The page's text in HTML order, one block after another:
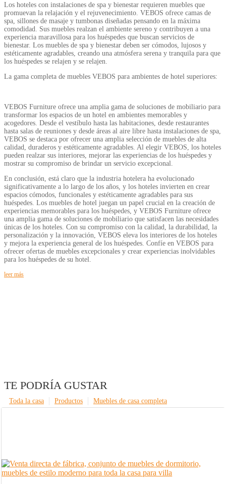
Los hoteles con instalaciones de spa y bienestar requieren muebles que
promuevan la relajación y el rejuvenecimiento. VEBOS ofrece camas de
spa, sillones de masaje y tumbonas diseñadas pensando en la máxima
comodidad. Sus muebles realzan el ambiente sereno y contribuyen a una
experiencia maravillosa para los huéspedes que buscan servicios de
bienestar. Los muebles de spa y bienestar deben ser cómodos, lujosos y
estéticamente agradables, creando una atmósfera serena y tranquila para que
los huéspedes se relajen y se relajen.
La gama completa de muebles VEBOS para ambientes de hotel superiores:
VEBOS Furniture ofrece una amplia gama de soluciones de mobiliario para
transformar los espacios de un hotel en ambientes memorables y
acogedores. Desde el vestíbulo hasta las habitaciones, desde restaurantes
hasta salas de reuniones y desde áreas al aire libre hasta instalaciones de spa,
VEBOS se destaca por ofrecer una amplia selección de muebles de alta
calidad, duraderos y estéticamente agradables. Al elegir VEBOS, los hoteles
pueden realzar sus interiores, mejorar las experiencias de los huéspedes y
mostrar su compromiso de brindar un servicio excepcional.
En conclusión, está claro que la industria hotelera ha evolucionado
significativamente a lo largo de los años, y los hoteles invierten en crear
espacios cómodos, funcionales y estéticamente agradables para sus
huéspedes. Los muebles de hotel juegan un papel crucial en la creación de
experiencias memorables para los huéspedes, y VEBOS Furniture ofrece
una amplia gama de soluciones de mobiliario que satisfacen las necesidades
únicas de los hoteles. Con su compromiso con la calidad, la durabilidad, la
personalización y la innovación, VEBOS eleva los interiores de los hoteles
y mejora la experiencia general de los huéspedes. Confíe en VEBOS para
ofrecer ofertas de muebles excepcionales y crear experiencias inolvidables
para los huéspedes de su hotel.
leer más
TE PODRÍA GUSTAR
Muebles de casa completa
Productos
Toda la casa